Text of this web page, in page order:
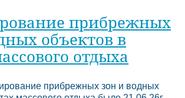
прибрежных
объектов в
отдыха
прибрежных зон и водных